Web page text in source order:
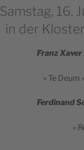
Samstag, 16.
in der
Franz
« Te Deum
Fer­di­nand
«